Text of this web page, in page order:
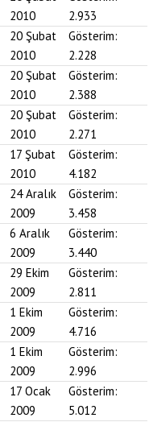
2010
2.933
20 Şubat
2010
Gösterim:
2.228
20 Şubat
2010
Gösterim:
2.388
20 Şubat
2010
Gösterim:
2.271
17 Şubat
2010
Gösterim:
4.182
24 Aralık
2009
Gösterim:
3.458
6 Aralık
2009
Gösterim:
3.440
29 Ekim
2009
Gösterim:
2.811
1 Ekim
2009
Gösterim:
4.716
1 Ekim
2009
Gösterim:
2.996
17 Ocak
2009
Gösterim:
5.012